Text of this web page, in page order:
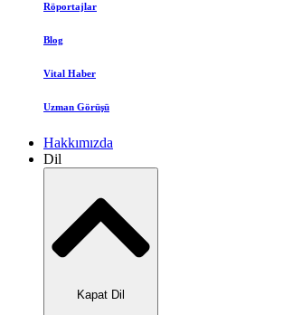
Röportajlar
Blog
Vital Haber
Uzman Görüşü
Hakkımızda
Dil
Kapat Dil